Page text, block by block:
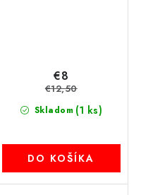
Skladom (1 ks)
€8
€12,50
DO KOŠÍKA